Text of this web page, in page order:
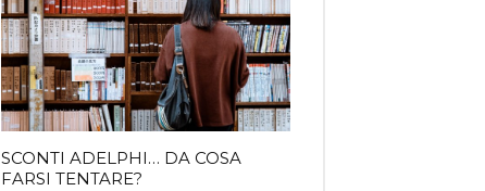
SCONTI ADELPHI… DA COSA
FARSI TENTARE?